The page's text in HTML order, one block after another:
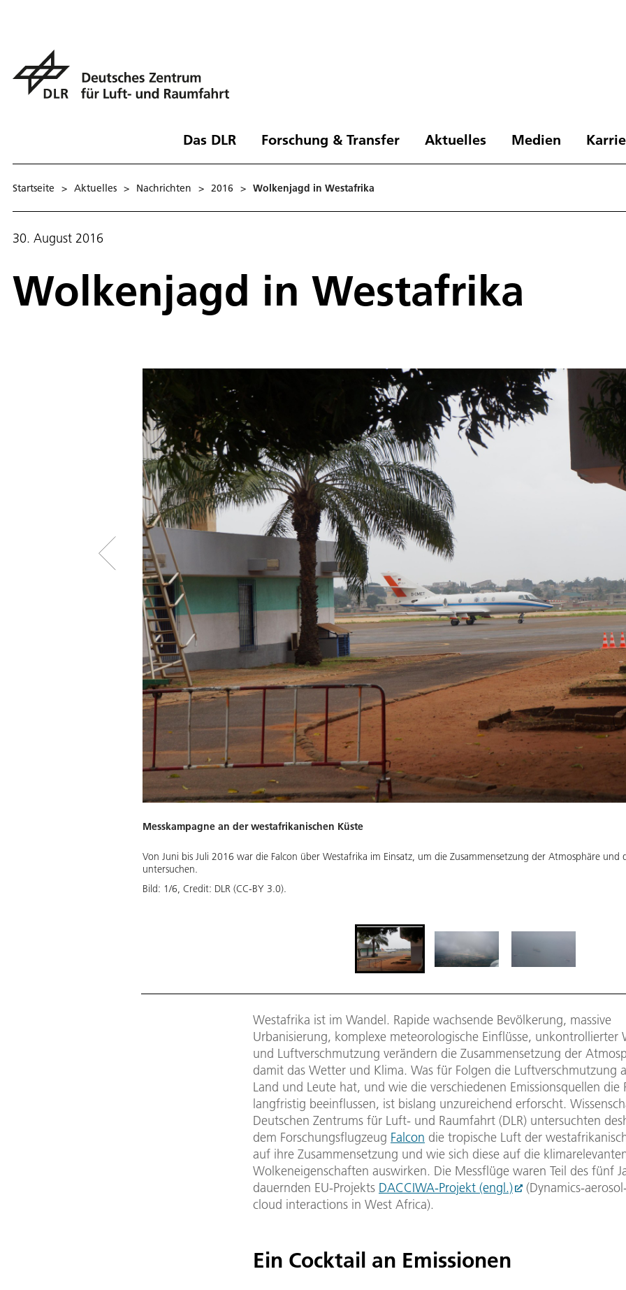
Das DLR Forschung & Transfer Aktuelles Medien
Startseite > Aktuelles > Nachrichten > 2016 > Wolkenjagd in Westafrika
30. August 2016
Wolkenjagd in Westafrika
Messkampagne an der westafrikanischen Küste
Von Juni bis Juli 2016 war die Falcon über Westafrika im Einsatz, um die Zusammensetzung der Atmosphäre
untersuchen.
Bild: 1/6, Credit: DLR (CC-BY 3.0).
Westafrika ist im Wandel. Rapide wachsende Bevölkerung, massive
Urbanisierung, komplexe meteorologische Einflüsse, unkontrollierter
und Luftverschmutzung verändern die Zusammensetzung der
damit das Wetter und Klima. Was für Folgen die Luftverschmutzung
Land und Leute hat, und wie die verschiedenen Emissionsquellen die
langfristig beeinflussen, ist bislang unzureichend erforscht.
Deutschen Zentrums für Luft- und Raumfahrt (DLR) untersuchten
dem Forschungsflugzeug Falcon die tropische Luft der
auf ihre Zusammensetzung und wie sich diese auf die
Wolkeneigenschaften auswirken. Die Messflüge waren Teil des fünf
dauernden EU-Projekts DACCIWA-Projekt (engl.)
(Dynamics-
cloud interactions in West Africa).
Ein Cocktail an Emissionen